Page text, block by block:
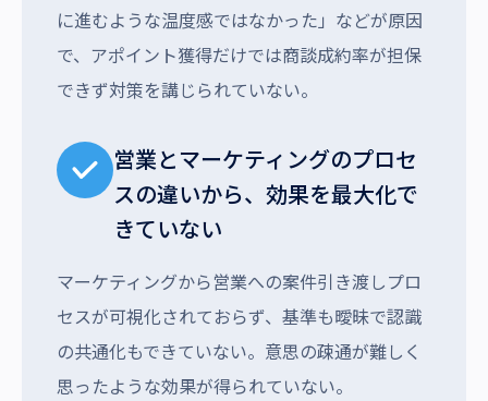
に進むような温度感ではなかった」などが原因
で、アポイント獲得だけでは商談成約率が担保
できず対策を講じられていない。
営業とマーケティングのプロセ
スの違いから、効果を最大化で
きていない
マーケティングから営業への案件引き渡しプロ
セスが可視化されておらず、基準も曖昧で認識
の共通化もできていない。意思の疎通が難しく
思ったような効果が得られていない。